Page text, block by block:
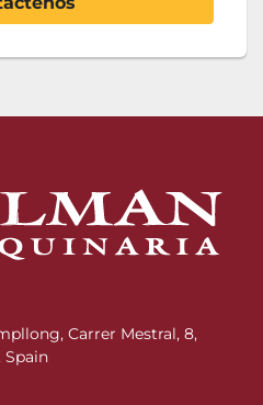
Carrer Mestral, 8,
Spain